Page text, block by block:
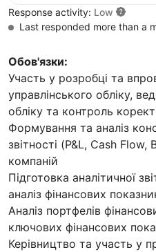
Обов'язки:
Участь у розробці та
управлінського обліку,
обліку та контроль
Формування та аналіз
звітності (P&L, Cash Flow,
компаній
Підготовка аналітичної
аналіз фінансових
Аналіз портфелів
ключових фінансових
Керівництво та участь у
Response activity: Low
Last responded more than a